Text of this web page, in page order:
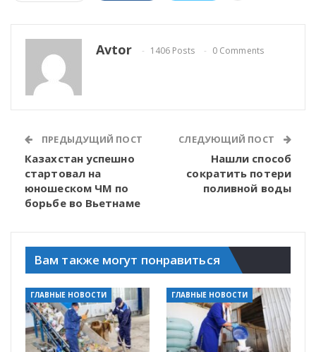
Avtor 1406 Posts 0 Comments
ПРЕДЫДУЩИЙ ПОСТ
Казахстан успешно
стартовал на
юношеском ЧМ по
борьбе во Вьетнаме
СЛЕДУЮЩИЙ ПОСТ
Нашли способ
сократить потери
поливной воды
Вам также могут понравиться
ГЛАВНЫЕ НОВОСТИ ГЛАВНЫЕ НОВОСТИ